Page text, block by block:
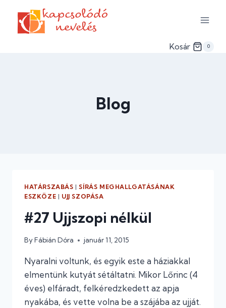
content
Kosár 0
Blog
HATÁRSZABÁS |SÍRÁS MEGHALLGATÁSÁNAK
ESZKÖZE | UJJ SZOPÁSA
#27 Ujjszopi nélkül
ByFábián Dóra január 11, 2015
Nyaralni voltunk, és egyik este a háziakkal
elmentünk kutyát sétáltatni. Mikor Lőrinc (4
éves) elfáradt, felkéredzkedett az apja
nyakába, és vette volna be a szájába az ujját.